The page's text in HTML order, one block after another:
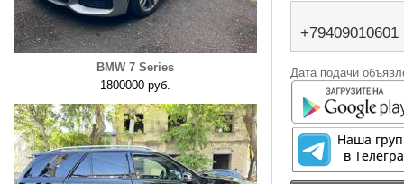
BMW 7 Series
1800000 руб.
+79409010601
Дата подачи